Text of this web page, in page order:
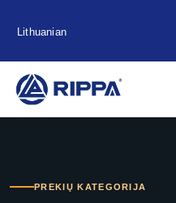
Lithuanian
PREKIŲ KATEGORIJA